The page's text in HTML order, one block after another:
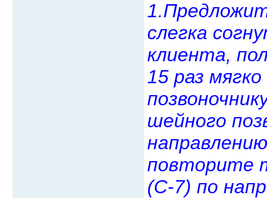
слегка
клиента,
15 раз
шейного
повторите
(С-7) по